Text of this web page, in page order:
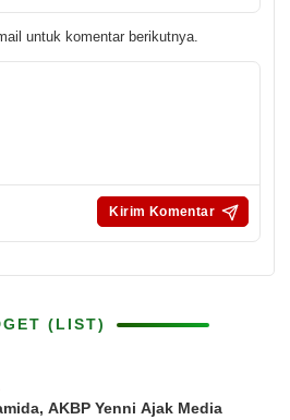
untuk komentar berikutnya.
(LIST)
AKBP Yenni Ajak Media